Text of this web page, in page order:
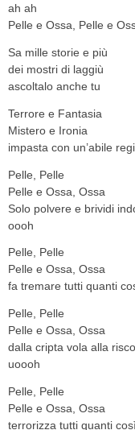
ah ah
Pelle e Ossa, Pelle e
Sa mille storie e più
dei mostri di laggiù
ascoltalo anche tu
Terrore e Fantasia
Mistero e Ironia
impasta con un’abile
Pelle, Pelle
Pelle e Ossa, Ossa
Solo polvere e brividi
oooh
Pelle, Pelle
Pelle e Ossa, Ossa
fa tremare tutti quanti
Pelle, Pelle
Pelle e Ossa, Ossa
dalla cripta vola alla
uoooh
Pelle, Pelle
Pelle e Ossa, Ossa
terrorizza tutti quanti così